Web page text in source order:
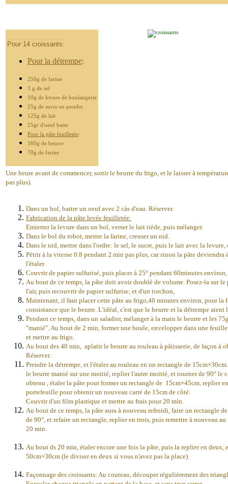
Pour 14 croissants:
Pour la détrempe:
250g de farine
3 g de sel
10g de levure de boulangerie
25g de sucre en poudre
125g de lait
25gr d'oeuf battu
Pour la pâte feuilletée:
160g de beurre
70g de farine
Une heure avant de commencer, sortir le beurre du frigo, et le laisser à
pas plus).
Dans un bol, battre un oeuf avec 2 càs d'eau. Réserver.
Fabrication de la pâte levée feuilletée:
Emietter la levure dans un bol, verser le lait tiède, puis mélanger.
Dans le bol du robot, mettre la farine, creuser un nid.
Dans le nid, mettre dans l'ordre: le sel, le sucre, puis le lait avec la
Pétrir à la vitesse 0.8 pendant 2 min pas plus, car sinon la pâte deviendra
l'étaler.
Couvrir de papier sulfurisé, puis placer à 25° pendant 60minutes environ,
Au bout de ce temps, la pâte doit avoir doublé de volume. Posez-la sur
l'air, puis recouvrir de papier sulfurise, et d'un torchon,
Maintenant, il faut placer cette pâte au frigo,40 minutes environ, pour la
consistance que le beurre. L'idéal, c'est que le beurre et la détrempe aient
Pendant ce temps, dans un saladier, mélanger à la main le beurre et les
"manié". Au bout de 2 min, former une boule, envelopper dans une
et mettre au frigo.
Au bout des 40 min, aplatir le beurre au rouleau à pâtisserie, de façon à
Réserver.
Prendre la détrempe, et l'étaler au rouleau en un rectangle de
le beurre manié sur une moitié, replier l'autre moitié, et tourner de 90° le
obtenu , étaler la pâte pour former un rectangle de 15cm×45cm, replier en
portefeuille pour obtenir un nouveau carré de 15cm de côté.
Couvrir d'un film plastique et mettre au frais pour 20 min.
Au bout de ce temps, la pâte aura à nouveau refroidi, faire un rectangle
de 90°, et refaire un rectangle, replier en trois, puis remettre à nouveau
20 min.
Au bout ds 20 min, étaler encore une fois la pâte, puis la replier en deux,
50cm×30cm (le diviser en deux si vous n'avez pas la place).
Façonnage des croissants: Au couteau, découper régulièrement des